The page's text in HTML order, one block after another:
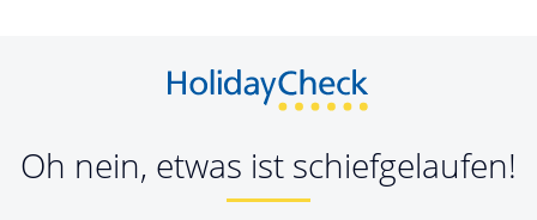
Oh nein, etwas ist schiefgelaufen!